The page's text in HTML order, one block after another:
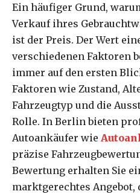
Ein häufiger Grund,
Verkauf ihres
ist der Preis. Der Wert
verschiedenen Faktoren
immer auf den ersten
Faktoren wie Zustand,
Fahrzeugtyp und die
Rolle. In Berlin bieten
Autoankäufer wie
präzise
Bewertung erhalten Sie
marktgerechtes Angebot,